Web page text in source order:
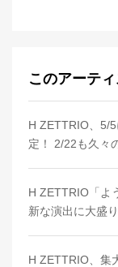
このアーテ
H ZETTRIO、5/
定！ 2/22も久々
H ZETTRIO「よ
新な演出に大盛
H ZETTRIO、集